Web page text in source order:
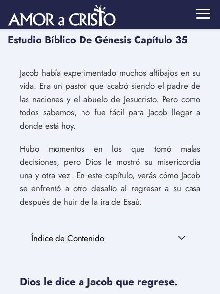
Estudio Bíblico De Génesis Capítulo 35
Jacob había experimentado muchos altibajos en su
vida. Era un pastor que acabó siendo el padre de
las naciones y el abuelo de Jesucristo. Pero como
todos sabemos, no fue fácil para Jacob llegar a
donde está hoy.
Hubo momentos en los que tomó malas
decisiones, pero Dios le mostró su misericordia
una y otra vez. En este capítulo, verás cómo Jacob
se enfrentó a otro desafío al regresar a su casa
después de huir de la ira de Esaú.
Índice de Contenido
Dios le dice a Jacob que regrese.